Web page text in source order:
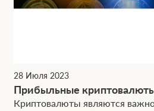
28 Июля 2023
Прибыльные
Криптовалюты являются